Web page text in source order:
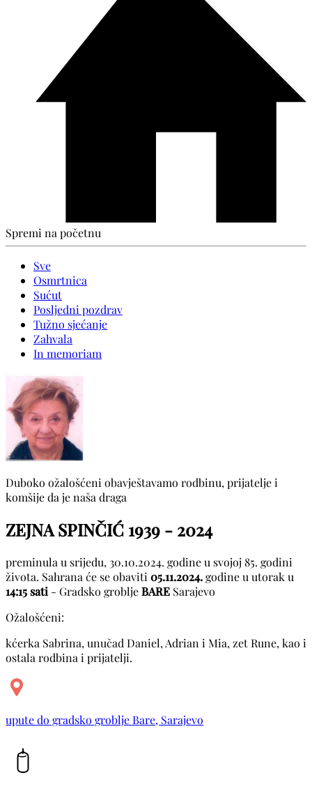
Spremi na početnu
Sve
Osmrtnica
Sućut
Posljedni pozdrav
Tužno sjećanje
Zahvala
In memoriam
Duboko ožalošćeni obavještavamo rodbinu, prijatelje i
komšije da je naša draga
ZEJNA SPINČIĆ 1939 - 2024
preminula u srijedu, 30.10.2024. godine u svojoj 85. godini
života. Sahrana će se obaviti 05.11.2024.godine u utorak u
14:15 sati - Gradsko grobljeBARE Sarajevo
Ožalošćeni:
kćerka Sabrina, unučad Daniel, Adrian i Mia, zet Rune, kao i
ostala rodbina i prijatelji.
upute do gradsko groblje Bare, Sarajevo